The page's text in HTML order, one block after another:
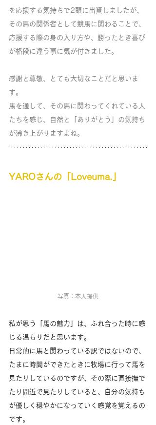
を応援する気持ちで2頭に出資しましたが、
その馬の関係者として競馬に関わることで、
応援する際の身の入り方や、勝ったとき喜び
が格段に違う事に気が付きました。
感謝と尊敬、とても大切なことだと思いま
す。
馬を通して、その馬に関わってくれている人
たちを感じ、自然と「ありがとう」の気持ち
が沸き上がりますよね。
YAROさんの「Loveuma.」
写真：本人提供
私が思う「馬の魅力」は、ふれ合った時に感
じる温もりだと思います。
日常的に馬と関わっている訳ではないので、
たまに時間ができたときに牧場に行って馬を
見たりしているのですが、その際に直接撫で
たり間近で見たりしていると、自分の気持ち
が優しく穏やかになっていく感覚を覚えるの
です。